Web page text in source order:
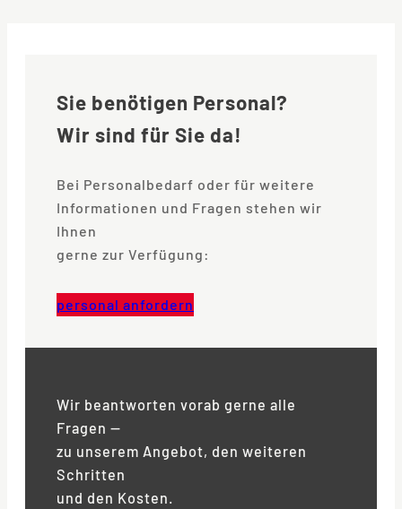
Sie benötigen Personal?
Wir sind für Sie da!
Bei Personalbedarf oder für weitere
Informationen und Fragen stehen wir
Ihnen
gerne zur Verfügung:
personal anfordern
Wir beantworten vorab gerne alle
Fragen —
zu unserem Angebot, den weiteren
Schritten
und den Kosten.